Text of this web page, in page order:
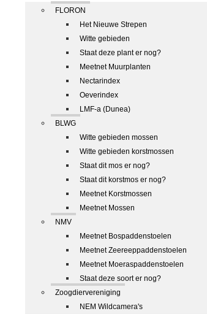
FLORON
Het Nieuwe Strepen
Witte gebieden
Staat deze plant er nog?
Meetnet Muurplanten
Nectarindex
Oeverindex
LMF-a (Dunea)
BLWG
Witte gebieden mossen
Witte gebieden korstmossen
Staat dit mos er nog?
Staat dit korstmos er nog?
Meetnet Korstmossen
Meetnet Mossen
NMV
Meetnet Bospaddenstoelen
Meetnet Zeereeppaddenstoelen
Meetnet Moeraspaddenstoelen
Staat deze soort er nog?
Zoogdiervereniging
NEM Wildcamera's